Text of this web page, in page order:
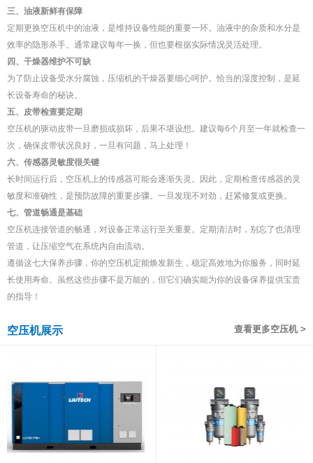
三、油液新鲜有保障
定期更换空压机中的油液，是维持设备性能的重要一环。油液中的杂质和水分是
效率的隐形杀手。通常建议每年一换，但也要根据实际情况灵活处理。
四、干燥器维护不可缺
为了防止设备受水分腐蚀，压缩机的干燥器要细心呵护。恰当的湿度控制，是延
长设备寿命的秘诀。
五、皮带检查要定期
空压机的驱动皮带一旦磨损或损坏，后果不堪设想。建议每6个月至一年就检查一
次，确保皮带状况良好，一旦有问题，马上处理！
六、传感器灵敏度很关键
长时间运行后，空压机上的传感器可能会逐渐失灵。因此，定期检查传感器的灵
敏度和准确性，是预防故障的重要步骤。一旦发现不对劲，赶紧修复或更换。
七、管道畅通是基础
空压机连接管道的畅通，对设备正常运行至关重要。定期清洁时，别忘了也清理
管道，让压缩空气在系统内自由流动。
遵循这七大保养步骤，你的空压机定能焕发新生，稳定高效地为你服务，同时延
长使用寿命。虽然这些步骤不是万能的，但它们确实能为你的设备保养提供宝贵
的指导！
查看更多空压机 >
空压机展示